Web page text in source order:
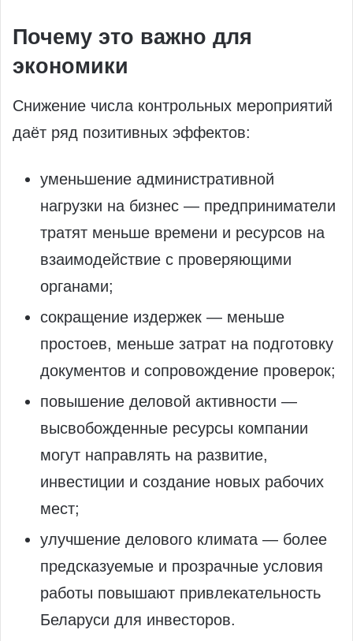
Почему это важно для
экономики
Снижение числа контрольных мероприятий
даёт ряд позитивных эффектов:
уменьшение административной
нагрузки на бизнес — предприниматели
тратят меньше времени и ресурсов на
взаимодействие с проверяющими
органами;
сокращение издержек — меньше
простоев, меньше затрат на подготовку
документов и сопровождение проверок;
повышение деловой активности —
высвобожденные ресурсы компании
могут направлять на развитие,
инвестиции и создание новых рабочих
мест;
улучшение делового климата — более
предсказуемые и прозрачные условия
работы повышают привлекательность
Беларуси для инвесторов.